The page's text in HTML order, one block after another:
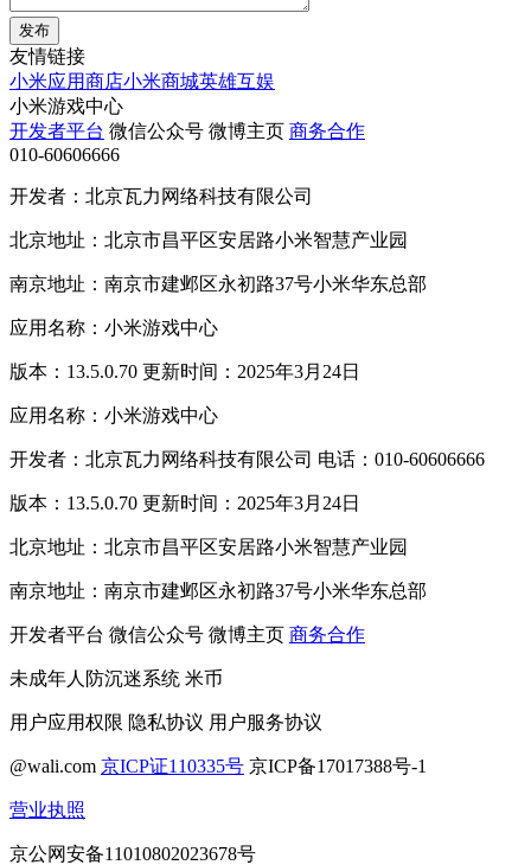
发布
友情链接
小米应用商店小米商城英雄互娱
小米游戏中心
开发者平台 微信公众号 微博主页 商务合作
010-60606666
开发者：北京瓦力网络科技有限公司
北京地址：北京市昌平区安居路小米智慧产业园
南京地址：南京市建邺区永初路37号小米华东总部
应用名称：小米游戏中心
版本：13.5.0.70 更新时间：2025年3月24日
应用名称：小米游戏中心
开发者：北京瓦力网络科技有限公司 电话：010-60606666
版本：13.5.0.70 更新时间：2025年3月24日
北京地址：北京市昌平区安居路小米智慧产业园
南京地址：南京市建邺区永初路37号小米华东总部
开发者平台 微信公众号 微博主页 商务合作
未成年人防沉迷系统 米币
用户应用权限 隐私协议 用户服务协议
@wali.com 京ICP证110335号 京ICP备17017388号-1
营业执照
京公网安备11010802023678号